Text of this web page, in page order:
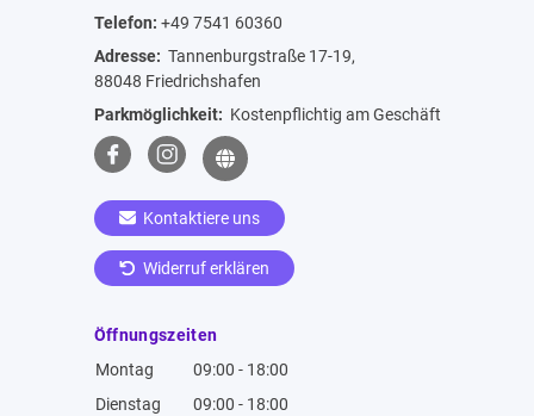
Telefon: +49 7541 60360
Adresse: Tannenburgstraße 17-19,
88048 Friedrichshafen
Parkmöglichkeit: Kostenpflichtig am Geschäft
Kontaktiere uns
Widerruf erklären
Öffnungszeiten
Montag
09:00 - 18:00
Dienstag
09:00 - 18:00